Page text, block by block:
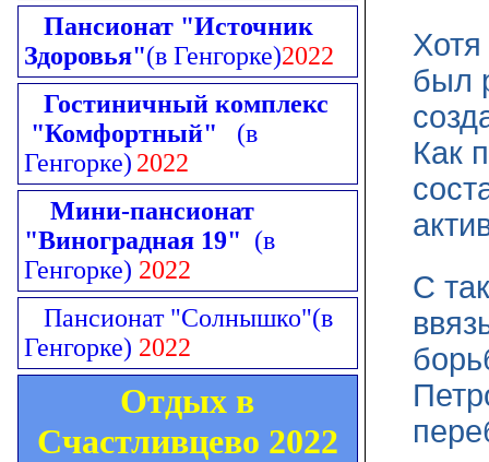
Пансионат "Источник
Здоровья"(в Генгорке)2022
Гостиничный комплекс
"Комфортный" (в
Генгорке) 2022
Мини-пансионат
"Виноградная 19" (в
Генгорке) 2022
Пансионат "Солнышко"(в
Генгорке) 2022
Отдых в
Счастливцево 2022
был
Как
С